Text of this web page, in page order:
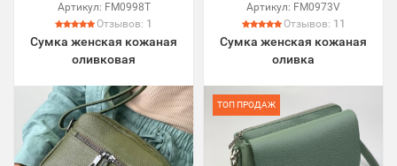
Артикул: FM0998T
Отзывов: 1
Сумка женская кожаная
оливковая
Артикул: FM0973V
Отзывов: 11
Сумка женская кожаная
оливка
ТОП ПРОДАЖ